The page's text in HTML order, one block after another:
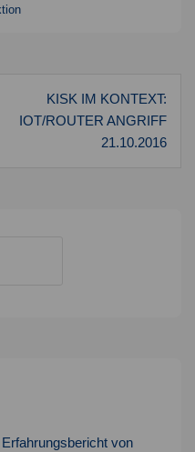
KISK IM KONTEXT:
IOT/ROUTER ANGRIFF
21.10.2016
von